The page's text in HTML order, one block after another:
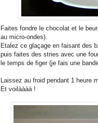
Faites fondre le chocolat et le
au micro-ondes).
Etalez ce glaçage en faisant des
puis faites des stries avec une
le temps de figer (je fais une
Laissez au froid pendant 1 heure
Et voilàààà !